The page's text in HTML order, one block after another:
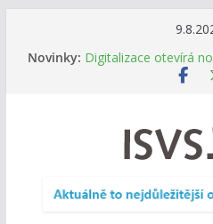
Novinky: Informace o obcích
novou mobilní aplikaci
Digitalizace otevírá
DIA: Stát poprvé v
veřejnost do
DIA: Informační
(ISDŘ) je od
RVIS – Výbor pro